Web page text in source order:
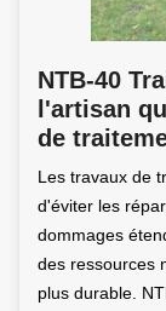
NTB-40
l'artisan
de
Les travaux de
d'éviter les
dommages
des ressources
plus durable.